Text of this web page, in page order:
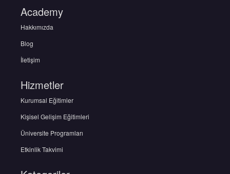
Academy
Hakkımızda
Blog
İletişim
Hizmetler
Kurumsal Eğitimler
Kişisel Gelişim Eğitimleri
Üniversite Programları
Etkinlik Takvimi